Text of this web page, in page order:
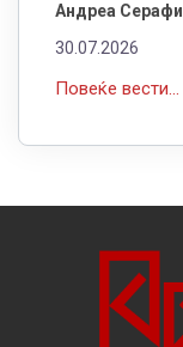
Андреа
30.07.2026
Повеќе вести...